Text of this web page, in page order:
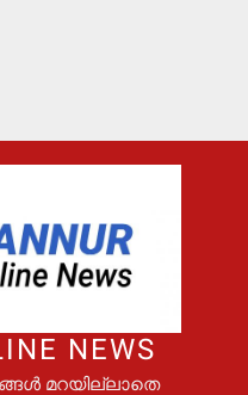
NEWS
മറയില്ലാതെ